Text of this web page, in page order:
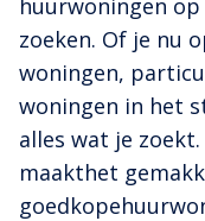
zoeken. Of je nu
woningen,
woningen in het
alles wat je
maakthet